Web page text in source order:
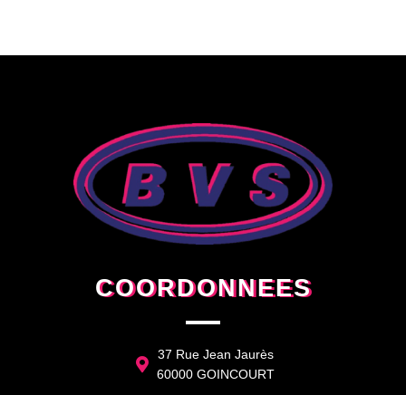
COORDONNEES
37 Rue Jean Jaurès
60000 GOINCOURT